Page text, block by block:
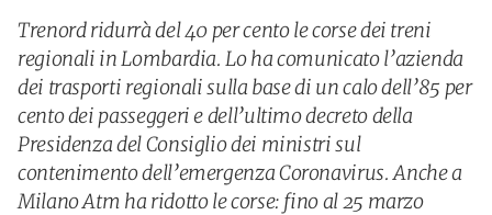
Trenord ridurrà del 40 per cento le corse dei treni
regionali in Lombardia. Lo ha comunicato l’azienda
dei trasporti regionali sulla base di un calo dell’85 per
cento dei passeggeri e dell’ultimo decreto della
Presidenza del Consiglio dei ministri sul
contenimento dell’emergenza Coronavirus. Anche a
Milano Atm ha ridotto le corse: fino al 25 marzo